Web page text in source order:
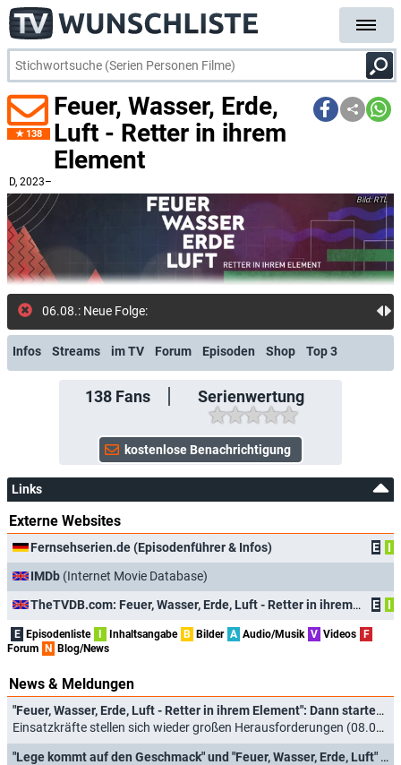
138
Feuer, Wasser, Erde,
Luft - Retter in ihrem
Element
D, 2023–
RTL
06.08.: Neue Folge: S2E2 (R
Infos Streams im TV Forum Episoden Shop Top 3
138Fans Serienwertung
Links
Externe Websites
Fernsehserien.de (Episodenführer & Infos) E
I
IMDb (Internet Movie Database)
TheTVDB.com: Feuer, Wasser, Erde, Luft - Retter in ihrem Element
E I
E Episodenliste I Inhaltsangabe B Bilder A Audio/Musik V Videos F
Forum N Blog/News
News & Meldungen
"Feuer, Wasser, Erde, Luft - Retter in ihrem Element": Dann starten die neuen Folgen der VOX-Dokureihe
Einsatzkräfte stellen sich wieder großen Herausforderungen (08.04.2026)
"Lege kommt auf den Geschmack" und "Feuer, Wasser, Erde, Luft" mit neuen Folgen